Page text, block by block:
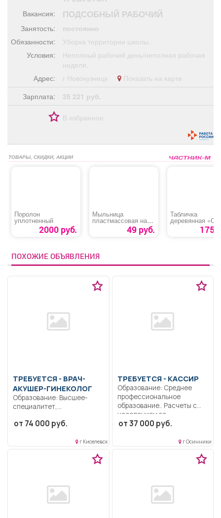
Поздравления
Я - пенсионер
Вакансия: ПОДСОБНЫЙ РАБОЧИЙ
Занятость:
постоянно
Обязанности:
Уборка территории школы.
Условия:
Неполный рабочий день/неполная рабочая
неделя.
Адрес:
г Новокузнецк
Показать на карте
Зарплата:
35 221 руб.
В избранное
ТОВАРЫ, СКИДКИ, АКЦИИ
Поролон
уплотненный
2000 руб.
Мыльница
пластмассовая на
49 руб.
Табличка
деревянная «С
легким паром!»
175
ПОХОЖИЕ ОБЪЯВЛЕНИЯ
ТРЕБУЕТСЯ - ВРАЧ-
АКУШЕР-ГИНЕКОЛОГ
Образование: Высшее-
специалитет,
Ответственность.
Выполнение должностных
обязанностей согласно
от 74 000 руб.
г Киселевск
ТРЕБУЕТСЯ - КАССИР
Образование: Среднее
профессиональное
образование.. Расчеты с
населением за
коммунальные...
от 37 000 руб.
г Осинники